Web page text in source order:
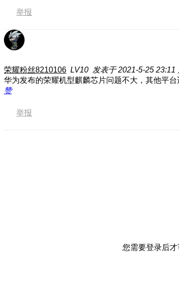
举报
荣耀粉丝8210106 LV10 发表于 2021-5-25 23:11
华为发布的荣耀机型麒麟芯片问题不大，其他平
赞
举报
您需要登录后